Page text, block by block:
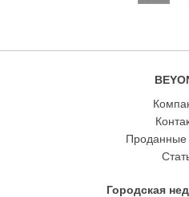
Проданные
Городская